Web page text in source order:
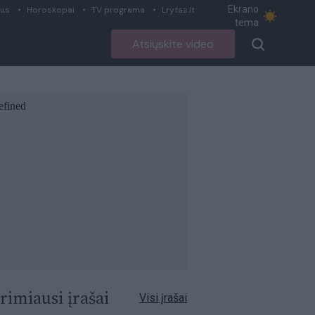
Horoskopai TV programa Lrytas.lt
Ekrano
tema
Atsiųskite video
įrašai Visi įrašai